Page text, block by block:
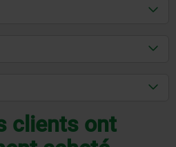
clients ont